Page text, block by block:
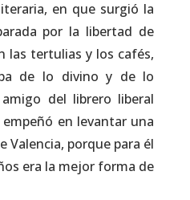
en que surgió la
por la libertad de
las tertulias y los cafés,
de lo divino y de lo
del librero liberal
empeñó en levantar una
Valencia, porque para él
era la mejor forma de